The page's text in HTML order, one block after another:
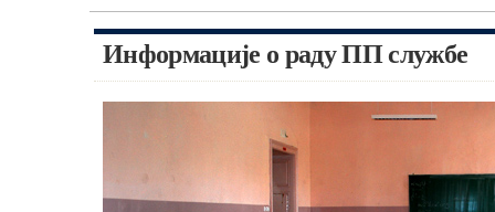
Информације о раду ПП службе